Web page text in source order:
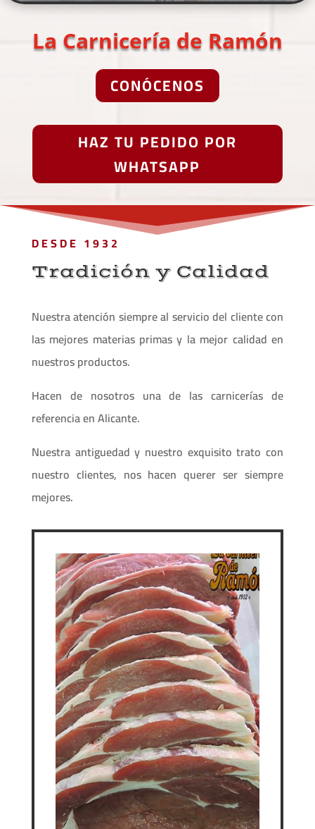
La Carnicería de Ramón
CONÓCENOS
HAZ TU PEDIDO POR
WHATSAPP
DESDE 1932
Tradición y Calidad
Nuestra atención siempre al servicio del cliente con
las mejores materias primas y la mejor calidad en
nuestros productos.
Hacen de nosotros una de las carnicerías de
referencia en Alicante.
Nuestra antiguedad y nuestro exquisito trato con
nuestro clientes, nos hacen querer ser siempre
mejores.